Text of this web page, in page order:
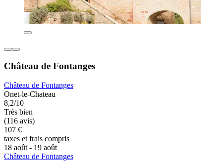
Château de Fontanges
Château de Fontanges
Onet-le-Chateau
8,2/10
Très bien
(116 avis)
107 €
taxes et frais compris
18 août - 19 août
Château de Fontanges